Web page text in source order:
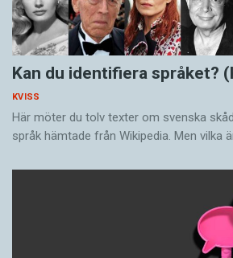
Kan du identifiera språket?
KVISS
Här möter du tolv texter om svenska
språk hämtade från Wikipedia. Men vilka